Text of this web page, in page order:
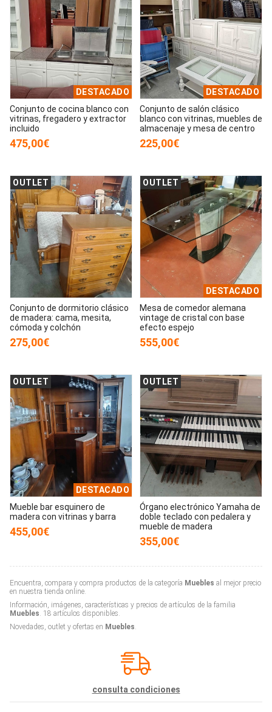
Encuentra, compara y compra productos de la categoría Muebles al mejor precio
en nuestra tienda online.
Información, imágenes, características y precios de artículos de la familia
Muebles . 18 artículos disponibles.
Novedades, outlet y ofertas en Muebles
DESTACADO
Conjunto de cocina blanco con
vitrinas, fregadero y extractor
incluido
475,00€
DESTACADO
Conjunto de salón clásico
blanco con vitrinas, muebles de
almacenaje y mesa de centro
225,00€
OUTLET
Conjunto de dormitorio clásico
de madera: cama, mesita,
cómoda y colchón
275,00€
DESTACADO
OUTLET
Mesa de comedor alemana
vintage de cristal con base
efecto espejo
555,00€
DESTACADO
OUTLET
Mueble bar esquinero de
madera con vitrinas y barra
455,00€
OUTLET
Órgano electrónico Yamaha de
doble teclado con pedalera y
mueble de madera
355,00€
consulta condiciones